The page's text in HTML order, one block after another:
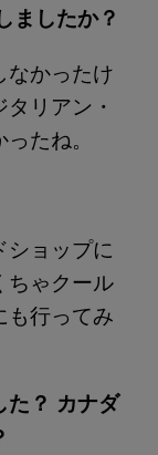
ましたか？
なかったけ
リアン・
たね。
ョップに
ちゃクール
も行ってみ
た？ カナダ